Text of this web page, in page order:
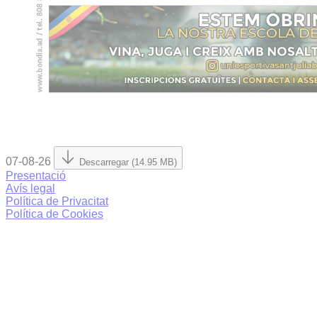
07-08-26 Descarregar (14.95 MB)
Presentació
Avís legal
Política de Privacitat
Política de Cookies